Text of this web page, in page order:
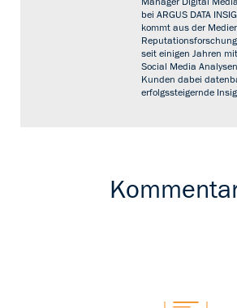
bei ARGUS DATA
kommt aus der
seit einigen Jahren
Social Media
Kunden dabei
erfolgssteigernde